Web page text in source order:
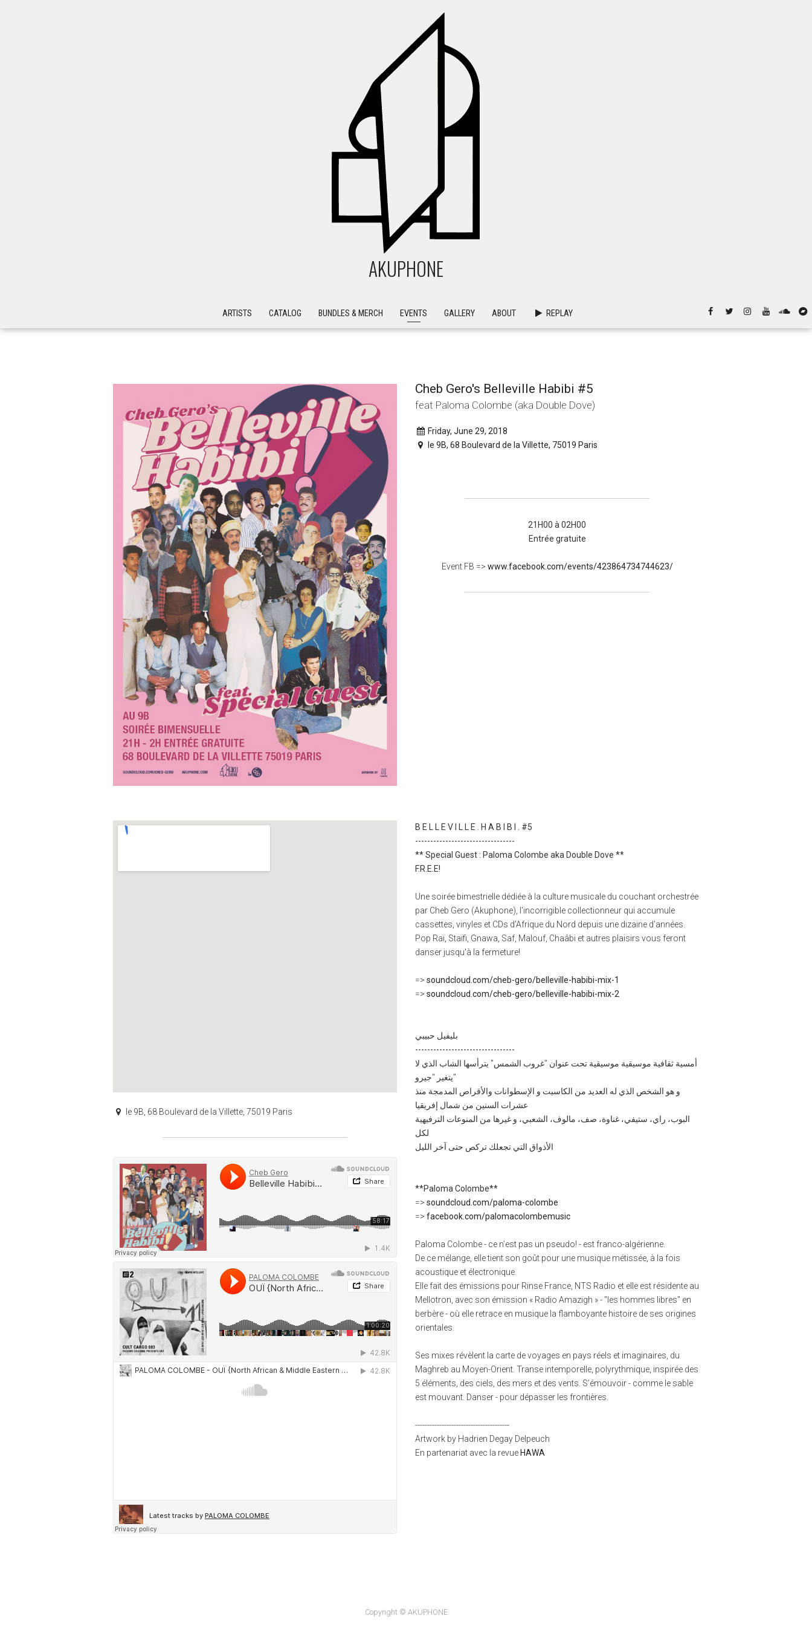
AKUPHONE
ARTISTS CATALOG BUNDLES & MERCH EVENTS GALLERY ABOUT REPLAY
Cheb Gero's Belleville Habibi #5
feat Paloma Colombe (aka Double Dove)
Friday, June 29, 2018
le 9B, 68 Boulevard de la Villette, 75019 Paris
21H00 à 02H00
Entrée gratuite
Event FB => www.facebook.com/events/423864734744623/
le 9B, 68 Boulevard de la Villette, 75019 Paris
B E L L E V I L L E . H A B I B I . #5
---------------------------------
** Special Guest : Paloma Colombe aka Double Dove **
F.R.E.E!
Une soirée bimestrielle dédiée à la culture musicale du couchant orchestrée
par Cheb Gero (Akuphone), l'incorrigible collectionneur qui accumule
cassettes, vinyles et CDs d'Afrique du Nord depuis une dizaine d'années.
Pop Raï, Staïfi, Gnawa, Saf, Malouf, Chaâbi et autres plaisirs vous feront
danser jusqu'à la fermeture!
=> soundcloud.com/cheb-gero/belleville-habibi-mix-1
=> soundcloud.com/cheb-gero/belleville-habibi-mix-2
بليفيل حبيبي
---------------------------------
أمسية ثقافية موسيقية موسيقية تحت عنوان "غروب الشمس" يترأسها الشاب الذي لا
يتغير "جيرو"
و هو الشخص الذي له العديد من الكاسيت و الإسطوانات والأقراص المدمجة منذ
عشرات السنين من شمال إفريقيا
البوب، راي، ستيفي، غناوة، صف، مالوف، الشعبي، و غيرها من المنوعات الترفيهية
الأذواق التي تجعلك تركص حتى آخر الليل
**Paloma Colombe**
=> soundcloud.com/paloma-colombe
=> facebook.com/palomacolombemusic
Paloma Colombe - ce n’est pas un pseudo! - est franco-algérienne.
De ce mélange, elle tient son goût pour une musique métissée, à la fois
acoustique et électronique.
Elle fait des émissions pour Rinse France, NTS Radio et elle est résidente au
Mellotron, avec son émission « Radio Amazigh » - "les hommes libres" en
berbère - où elle retrace en musique la flamboyante histoire de ses origines
orientales.
Ses mixes révèlent la carte de voyages en pays réels et imaginaires, du
Maghreb au Moyen-Orient. Transe intemporelle, polyrythmique, inspirée des
5 éléments, des ciels, des mers et des vents. S’émouvoir - comme le sable
est mouvant. Danser - pour dépasser les frontières.
---------------------------------------
Artwork by Hadrien Degay Delpeuch
En partenariat avec la revue HAWA
Copyright © AKUPHONE